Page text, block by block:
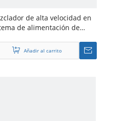
de alta velocidad en
de alimentación de
Añadir al carrito